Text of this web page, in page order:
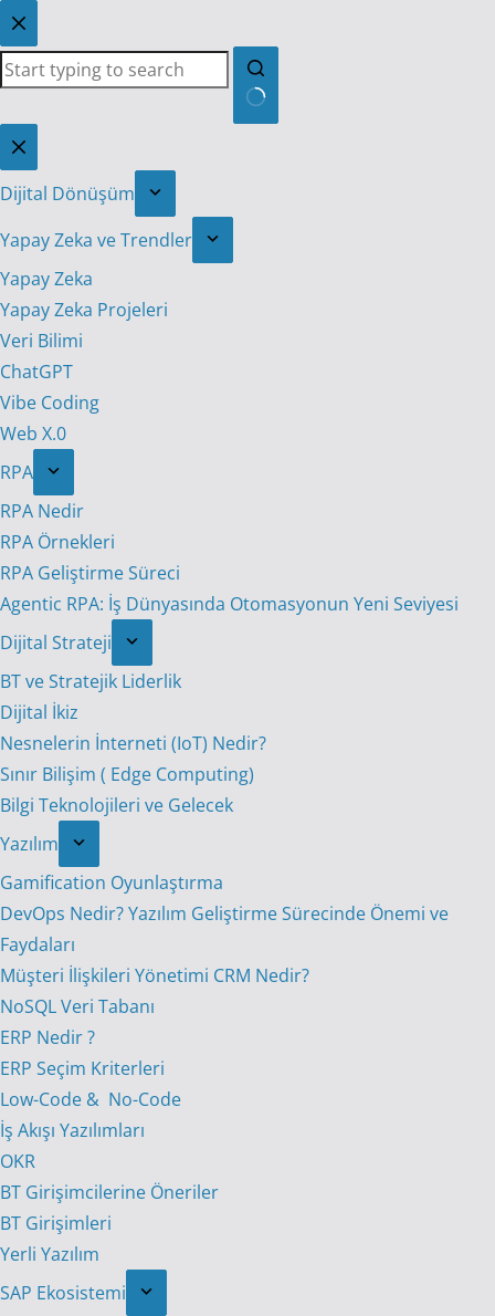
Skip
to
content
No
results
Dijital Dönüşüm
Yapay Zeka ve Trendler
Yapay Zeka
Yapay Zeka Projeleri
Veri Bilimi
ChatGPT
Vibe Coding
Web X.0
RPA
RPA Nedir
RPA Örnekleri
RPA Geliştirme Süreci
Agentic RPA: İş Dünyasında Otomasyonun Yeni Seviyesi
Dijital Strateji
BT ve Stratejik Liderlik
Dijital İkiz
Nesnelerin İnterneti (IoT) Nedir?
Sınır Bilişim ( Edge Computing)
Bilgi Teknolojileri ve Gelecek
Yazılım
Gamification Oyunlaştırma
DevOps Nedir? Yazılım Geliştirme Sürecinde Önemi ve
Faydaları
Müşteri İlişkileri Yönetimi CRM Nedir?
NoSQL Veri Tabanı
ERP Nedir ?
ERP Seçim Kriterleri
Low-Code & No-Code
İş Akışı Yazılımları
OKR
BT Girişimcilerine Öneriler
BT Girişimleri
Yerli Yazılım
SAP Ekosistemi